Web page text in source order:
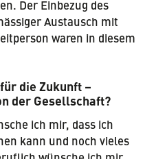
Der Einbezug des
Austausch mit
waren in diesem
die Zukunft –
der Gesellschaft?
ich mir, dass ich
kann und noch vieles